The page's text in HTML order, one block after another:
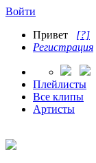
Войти
Привет [?]
Регистрация
Плейлисты
Все клипы
Артисты